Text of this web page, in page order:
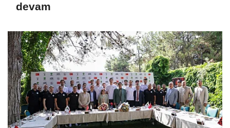
devam